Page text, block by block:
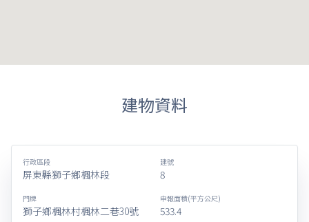
建物資料
行政區段
屏東縣獅子鄉楓林段
建號
8
門牌
獅子鄉楓林村楓林二巷30號
申報面積(平方公尺)
533.4